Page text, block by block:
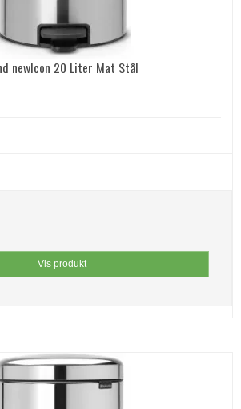
newIcon 20 Liter Mat Stål
Vis produkt